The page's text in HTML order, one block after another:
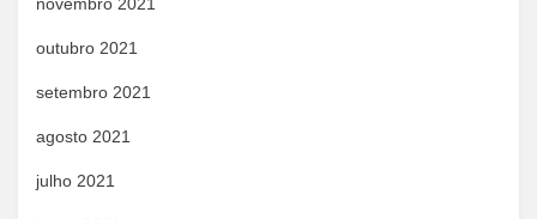
outubro 2021
setembro 2021
agosto 2021
julho 2021